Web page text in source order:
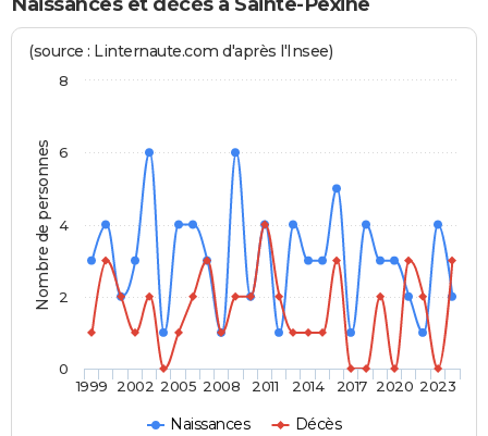
Nombre de personnes
(source : Linternaute.com d'après l'Insee)
Naissances Décès
1999 2002 2005 2008 2011 2014 2017 2020 2023
0
2
4
6
8